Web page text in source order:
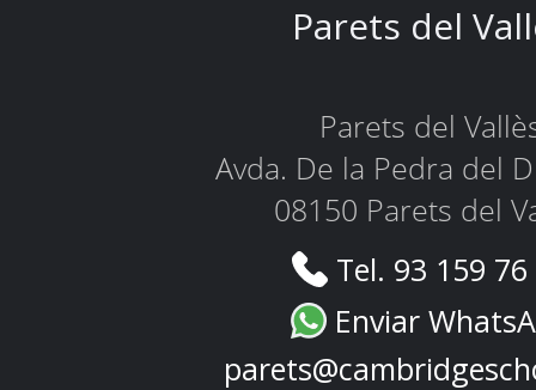
Parets del
Parets del
Avda. De la Pedra del
08150 Parets del
Tel. 93 159
Enviar